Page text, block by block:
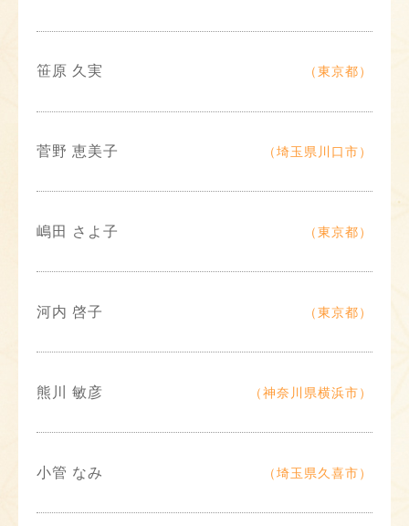
笹原 久実 （東京都）
菅野 恵美子 （埼玉県川口市）
嶋田 さよ子 （東京都）
河内 啓子 （東京都）
熊川 敏彦 （神奈川県横浜市）
小管 なみ （埼玉県久喜市）